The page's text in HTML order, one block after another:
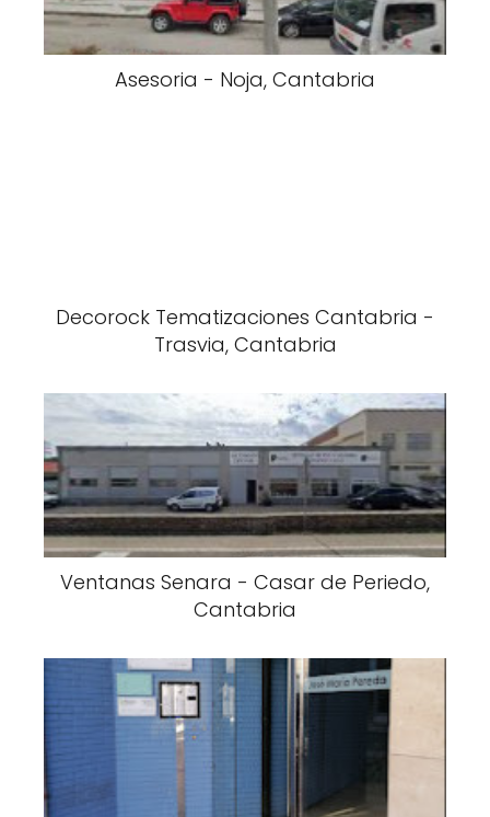
Asesoria - Noja, Cantabria
Decorock Tematizaciones Cantabria -
Trasvia, Cantabria
Ventanas Senara - Casar de Periedo,
Cantabria